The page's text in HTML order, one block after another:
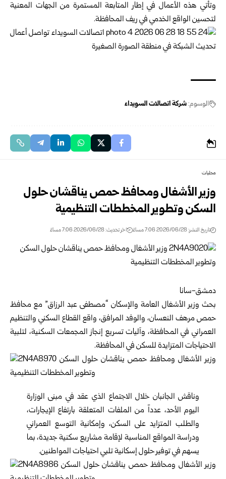
وتأتي هذه الأعمال في إطار المتابعة المستمرة من الجهات المعنية
لتحسين الواقع الخدمي في ريف المحافظة.
الوسوم:شركة اتصالات السويداء
محليات
وزير الأشغال ومحافظ حمص يناقشان حلول
السكن وتطوير المخططات التنظيمية
تاريخ النشر: 2026/06/28 7:06 مساءً اخر تحديث: 2026/06/28 7:06 مساءً
دمشق-سانا
بحث وزير الأشغال العامة والإسكان “مصطفى عبد الرزاق” مع محافظ
حمص مرهف النعسان، والوفد المرافق، واقع القطاع السكني والتنظيم
العمراني في المحافظة، وآليات تسريع إنجاز المجمعات السكنية، لتلبية
الاحتياجات المتزايدة للسكن في المحافظة.
وناقش الجانبان خلال الاجتماع الذي عقد في مبنى الوزارة
اليوم الأحد، عدداً من الملفات المتعلقة بارتفاع الإيجارات،
والطلب المتزايد على السكن، وإمكانية التوسع العمراني
ودراسة المواقع المناسبة لإقامة مشاريع سكنية جديدة، بما
يسهم في توفير حلول إسكانية تلبي احتياجات المواطنين.